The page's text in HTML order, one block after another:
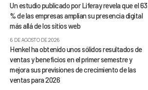
Un estudio publicado por Liferay revela que el 63
% de las empresas amplían su presencia digital
más allá de los sitios web
6 DE AGOSTO DE 2026
Henkel ha obtenido unos sólidos resultados de
ventas y beneficios en el primer semestre y
mejora sus previsiones de crecimiento de las
ventas para 2026